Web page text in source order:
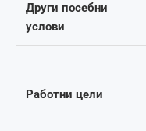
Други посебни
услови
Работни цели